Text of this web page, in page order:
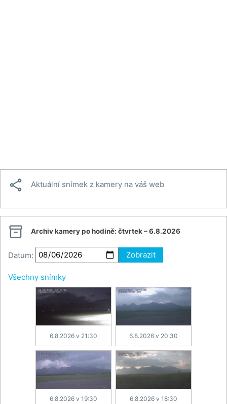
 Aktuální snímek z kamery na váš web
 Archiv kamery po hodině: čtvrtek – 6.8.2026
Datum: Zobrazit
Všechny snímky
6.8.2026 v 21:30 6.8.2026 v 20:30
6.8.2026 v 19:30 6.8.2026 v 18:30